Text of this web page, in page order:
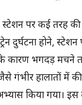
स्टेशन पर कई तरह
दुर्घटना होने,
कारण भगदड़ मचने
गंभीर हालातों में
किया गया।